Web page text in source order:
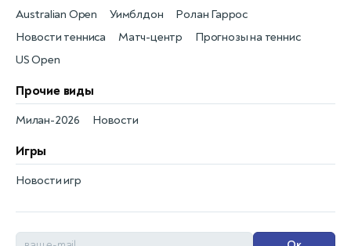
Новости тенниса
Australian Open
Матч-центр
Уимблдон
Прогнозы на теннис
Ролан Гаррос
US Open
Прочие виды
Новости
Милан-2026
Игры
Новости игр